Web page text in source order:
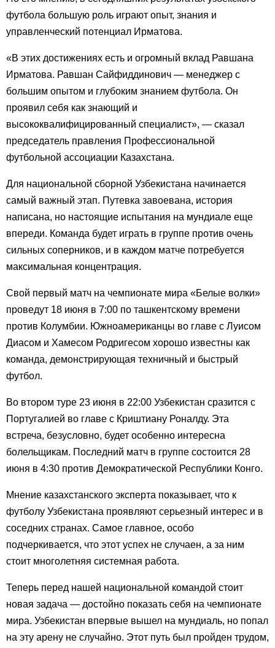
футбола большую роль играют опыт, знания и
управленческий потенциал Ирматова.
«В этих достижениях есть и огромный вклад Равшана
Ирматова. Равшан Сайфиддинович — менеджер с
большим опытом и глубоким знанием футбола. Он
проявил себя как знающий и
высококвалифицированный специалист», — сказал
председатель правления Профессиональной
футбольной ассоциации Казахстана.
Для национальной сборной Узбекистана начинается
самый важный этап. Путевка завоевана, история
написана, но настоящие испытания на мундиале еще
впереди. Команда будет играть в группе против очень
сильных соперников, и в каждом матче потребуется
максимальная концентрация.
Свой первый матч на чемпионате мира «Белые волки»
проведут 18 июня в 7:00 по ташкентскому времени
против Колумбии. Южноамериканцы во главе с Луисом
Диасом и Хамесом Родригесом хорошо известны как
команда, демонстрирующая техничный и быстрый
футбол.
Во втором туре 23 июня в 22:00 Узбекистан сразится с
Португалией во главе с Криштиану Роналду. Эта
встреча, безусловно, будет особенно интересна
болельщикам. Последний матч в группе состоится 28
июня в 4:30 против Демократической Республики Конго.
Мнение казахстанского эксперта показывает, что к
футболу Узбекистана проявляют серьезный интерес и в
соседних странах. Самое главное, особо
подчеркивается, что этот успех не случаен, а за ним
стоит многолетняя системная работа.
Теперь перед нашей национальной командой стоит
новая задача — достойно показать себя на чемпионате
мира. Узбекистан впервые вышел на мундиаль, но попал
на эту арену не случайно. Этот путь был пройден трудом,